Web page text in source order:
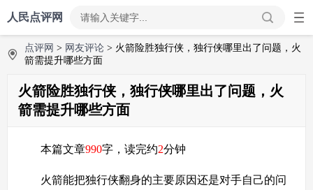
人民点评网
点评网 > 网友评论 > 火箭险胜独行侠，独行侠哪里出了问题，火
箭需提升哪些方面
火箭险胜独行侠，独行侠哪里出了问题，火
箭需提升哪些方面
本篇文章990字，读完约2分钟
火箭能把独行侠翻身的主要原因还是对手自己的问